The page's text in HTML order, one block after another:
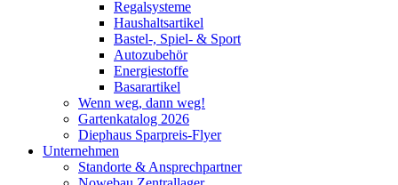
Regalsysteme
Haushaltsartikel
Bastel-, Spiel- & Sport
Autozubehör
Energiestoffe
Basarartikel
Wenn weg, dann weg!
Gartenkatalog 2026
Diephaus Sparpreis-Flyer
Unternehmen
Standorte & Ansprechpartner